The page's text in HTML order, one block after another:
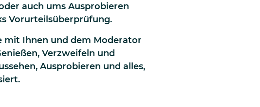
auch ums Ausprobieren
Vorurteilsüberprüfung.
mit Ihnen und dem Moderator
Verzweifeln und
Ausprobieren und alles,